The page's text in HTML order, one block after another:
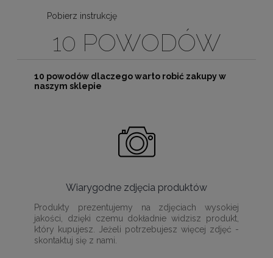
Pobierz instrukcję
10 POWODÓW
10 powodów dlaczego warto robić zakupy w
naszym sklepie
Wiarygodne zdjęcia produktów
Produkty prezentujemy na zdjęciach wysokiej
jakości, dzięki czemu dokładnie widzisz produkt,
który kupujesz. Jeżeli potrzebujesz więcej zdjęć -
skontaktuj się z nami.